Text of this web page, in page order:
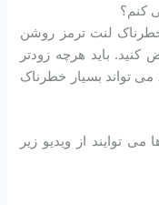
کنم؟
لنت ترمز روشن
کنید. باید هرچه زودتر
می تواند بسیار خطرناک
توایند از ویدیو زیر